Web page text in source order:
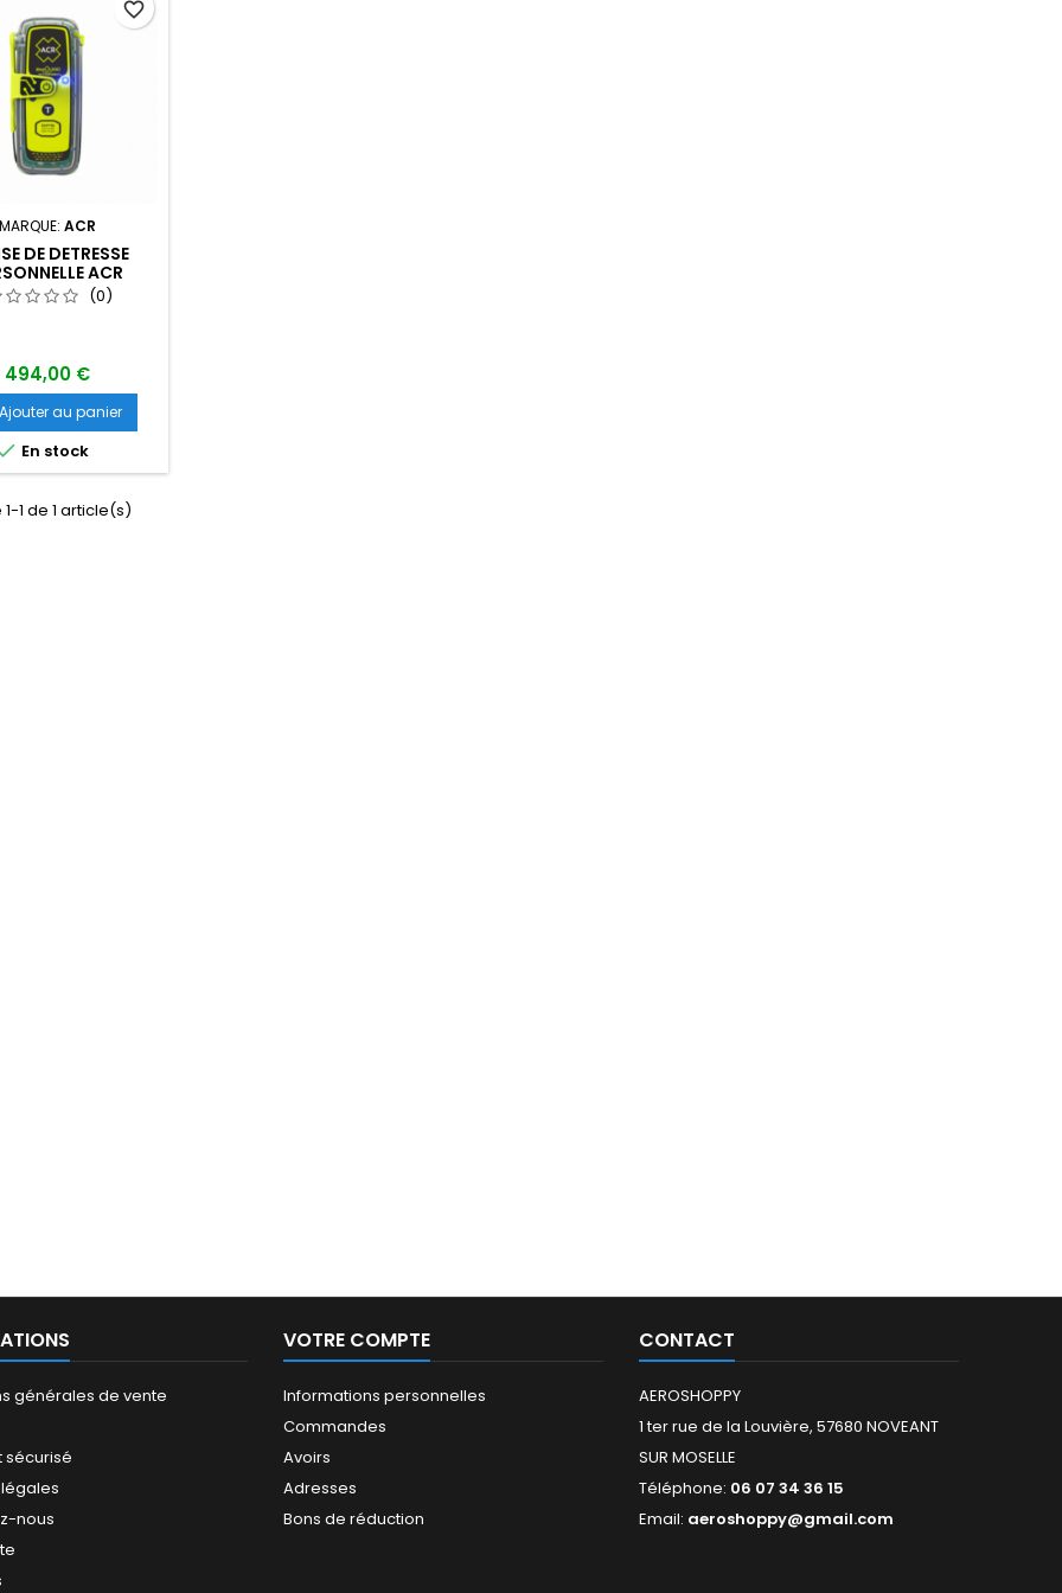
MARQUE:ACR
DE DETRESSE
ACR
410 RLS
VERSION)
(0)
494,00 €
Ajouter au panier
En stock
favorite_border
1 de 1 article(s)
générales de vente
sécurisé
nous
VOTRE COMPTE
Informations personnelles
Commandes
Avoirs
Adresses
Bons de réduction
CONTACT
AEROSHOPPY
1 ter rue de la Louvière, 57680 NOVEANT
SUR MOSELLE
Téléphone: 06 07 34 36 15
Email: aeroshoppy@gmail.com